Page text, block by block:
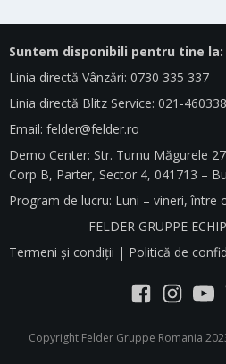
Suntem disponibili pentru tine la:
Linia directă Vânzări: 0730 335 337
Linia directă Blitz Service: 021-
Email: felder@felder.ro
Demo Center: Str. Turnu Măgurele
Corp B, Parter, Sector 4, 041713 –
Program de lucru: Luni – vineri, între
FELDER GRUPPE
Termeni și condiții | Politică de
Copyright Felder Gruppe Romania